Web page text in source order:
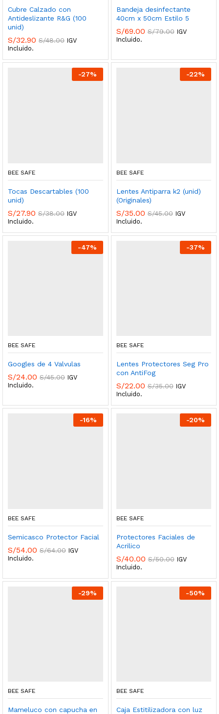
Cubre Calzado con
Antideslizante R&G (100
unid)
S/32.90 S/48.00 IGV
Incluido.
Bandeja desinfectante
40cm x 50cm Estilo 5
S/69.00 S/79.00 IGV
Incluido.
-27%
BEE SAFE
Tocas Descartables (100
unid)
S/27.90 S/38.00 IGV
Incluido.
-22%
BEE SAFE
Lentes Antiparra k2 (unid)
(Originales)
S/35.00 S/45.00 IGV
Incluido.
-47%
BEE SAFE
Googles de 4 Valvulas
S/24.00 S/45.00 IGV
Incluido.
-37%
BEE SAFE
Lentes Protectores Seg Pro
con AntiFog
S/22.00 S/35.00 IGV
Incluido.
-16%
BEE SAFE
Semicasco Protector Facial
S/54.00 S/64.00 IGV
Incluido.
-20%
BEE SAFE
Protectores Faciales de
Acrilico
S/40.00 S/50.00 IGV
Incluido.
-29%
BEE SAFE
Mameluco con capucha en
-50%
BEE SAFE
Caja Estitilizadora con luz